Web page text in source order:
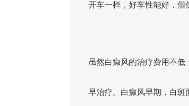
开车一样，好车性能好，但
虽然白癜风的治疗费用不
早治疗。白癜风早期，白斑